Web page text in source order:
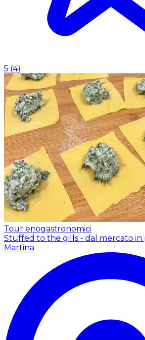
5 (4)
Tour enogastronomici
Stuffed to the gills - dal mercato in
Martina